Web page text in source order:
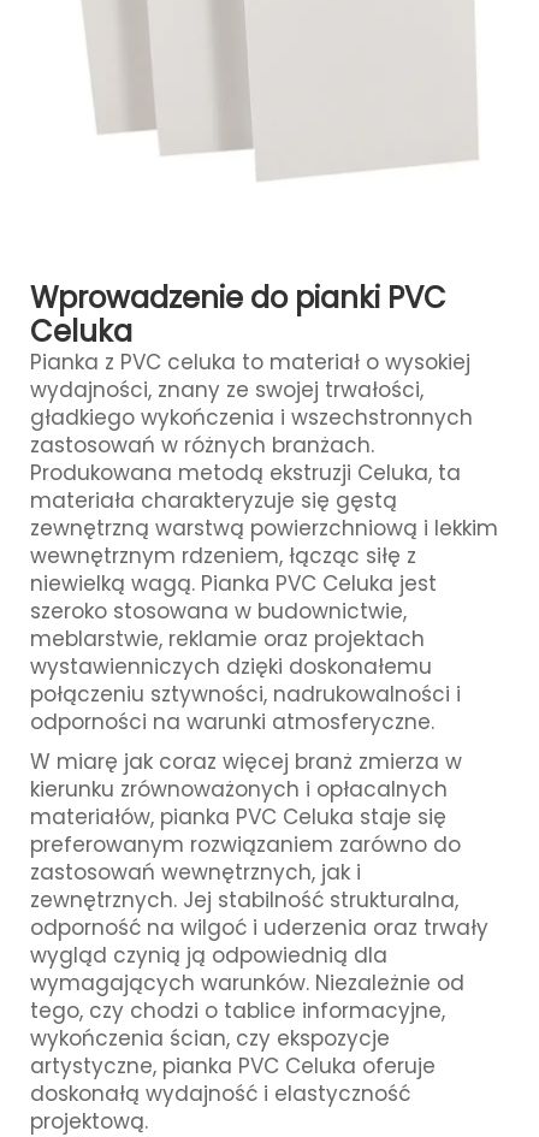
Wprowadzenie do pianki PVC
Celuka
Pianka z PVC celuka to materiał o wysokiej
wydajności, znany ze swojej trwałości,
gładkiego wykończenia i wszechstronnych
zastosowań w różnych branżach.
Produkowana metodą ekstruzji Celuka, ta
materiała charakteryzuje się gęstą
zewnętrzną warstwą powierzchniową i lekkim
wewnętrznym rdzeniem, łącząc siłę z
niewielką wagą. Pianka PVC Celuka jest
szeroko stosowana w budownictwie,
meblarstwie, reklamie oraz projektach
wystawienniczych dzięki doskonałemu
połączeniu sztywności, nadrukowalności i
odporności na warunki atmosferyczne.
W miarę jak coraz więcej branż zmierza w
kierunku zrównoważonych i opłacalnych
materiałów, pianka PVC Celuka staje się
preferowanym rozwiązaniem zarówno do
zastosowań wewnętrznych, jak i
zewnętrznych. Jej stabilność strukturalna,
odporność na wilgoć i uderzenia oraz trwały
wygląd czynią ją odpowiednią dla
wymagających warunków. Niezależnie od
tego, czy chodzi o tablice informacyjne,
wykończenia ścian, czy ekspozycje
artystyczne, pianka PVC Celuka oferuje
doskonałą wydajność i elastyczność
projektową.